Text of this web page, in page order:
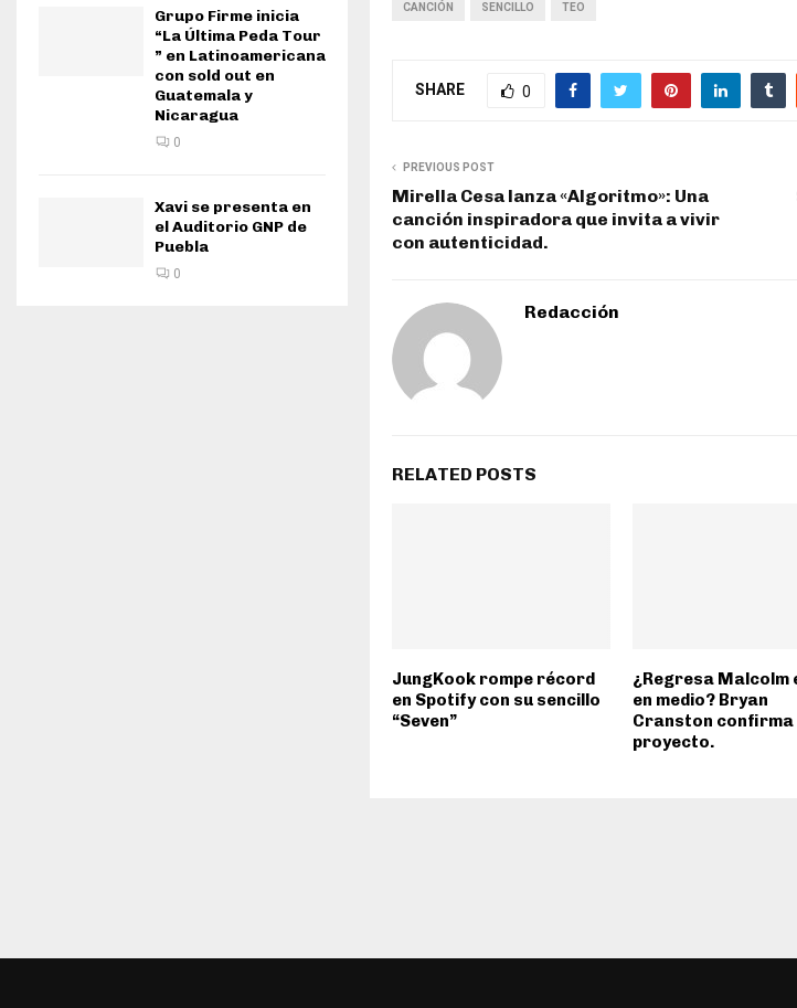
CANCIÓN SENCILLO TEO
SHARE 0
PREVIOUS POST
Mirella Cesa lanza «Algoritmo»: Una
canción inspiradora que invita a vivir
con autenticidad.
Redacción
RELATED POSTS
JungKook rompe récord
en Spotify con su sencillo
“Seven”
¿Regresa Malcolm
en medio? Bryan
Cranston confirma
proyecto.
Grupo Firme inicia
“La Última Peda Tour
” en Latinoamericana
con sold out en
Guatemala y
Nicaragua
0
Xavi se presenta en
el Auditorio GNP de
Puebla
0